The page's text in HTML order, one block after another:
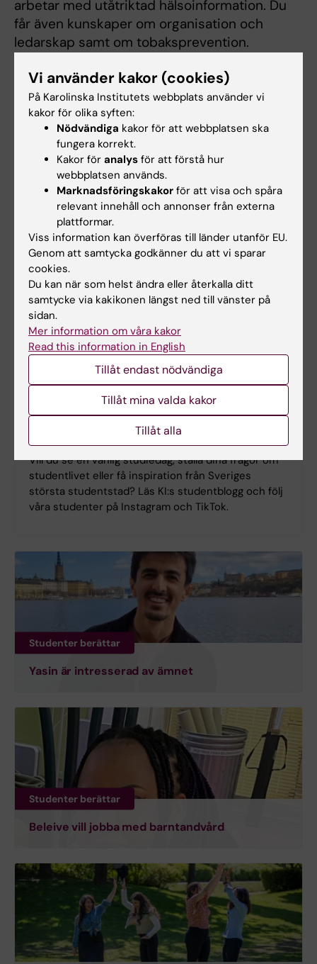
arbetar med utåtriktad hälsoinformation. Du
får även kunskaper om organisation och
ledarskap samt om tobaksprevention.
med forskningsanknytning inom området oral
hälsa.
Mer information
Programwebb - för dig som är student
Blogg, Instagram, TikTok
Träffa KI-studenter på sociala medier
Vill du se en vanlig studiedag, ställa dina frågor om
studentlivet eller få inspiration från Sveriges
största studentstad? Läs KI:s studentblogg och följ
våra studenter på Instagram och TikTok.
Studenter berättar
Yasin är intresserad av ämnet
Studenter berättar
Beleive vill jobba med barntandvård
Vi använder kakor (cookies)
På Karolinska Institutets webbplats använder vi
kakor för olika syften:
Nödvändiga kakor för att webbplatsen ska
fungera korrekt.
Kakor för analys för att förstå hur
webbplatsen används.
Marknadsföringskakor för att visa och spåra
relevant innehåll och annonser från externa
plattformar.
Viss information kan överföras till länder utanför EU.
Genom att samtycka godkänner du att vi sparar
cookies.
Du kan när som helst ändra eller återkalla ditt
samtycke via kakikonen längst ned till vänster på
sidan.
Mer information om våra kakor
Read this information in English
Tillåt endast nödvändiga
Tillåt mina valda kakor
Tillåt alla